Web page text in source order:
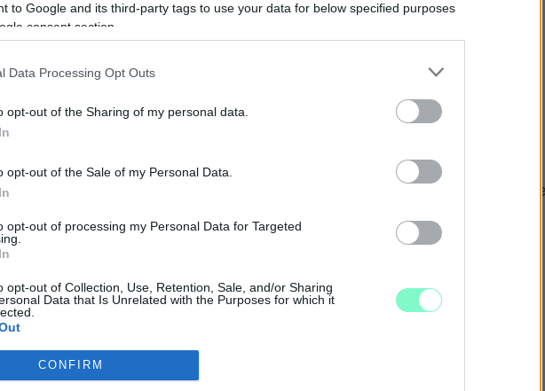
to Google and its third-party tags to use your data for below specified purposes
consent section.
Data Processing Opt Outs
opt-out of the Sharing of my personal data.
opt-out of the Sale of my Personal Data.
opt-out of processing my Personal Data for Targeted
opt-out of Collection, Use, Retention, Sale, and/or Sharing
Data that Is Unrelated with the Purposes for which it
CONFIRM
KÉPTÁRBAN
MUTATKOZNAK BE AZ IDEI DERKOVITS-ÖSZTÖNDÍJASOK
sorakoztatja fel a Derkovits Gyula képzőművészeti ösztöndíj idei
FIATAL MŰVÉSZEK A DERKOVITS-ÖSZTÖNDÍJ RÉVÉN
még nem hallgató a felsőoktatásban.